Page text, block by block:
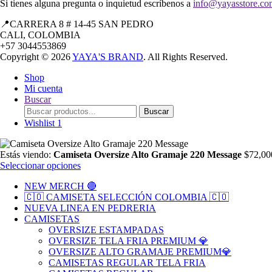
Si tienes alguna pregunta o inquietud escríbenos a
📍CARRERA 8 # 14-45 SAN PEDRO
CALI, COLOMBIA
+57 3044553869
Copyright © 2026YAYA'S BRAND. All Rights Reserved.
Shop
Mi cuenta
Buscar
Search
for:
Buscar
Wishlist 1
Estás viendo: Camiseta Oversize Alto Gramaje 220 Message $
Seleccionar opciones
NEW MERCH 🔴
🇨🇴 CAMISETA SELECCIÓN COLOMBIA 🇨🇴
NUEVA LINEA EN PEDRERIA
CAMISETAS
OVERSIZE ESTAMPADAS
OVERSIZE TELA FRIA PREMIUM 💎
OVERSIZE ALTO GRAMAJE PREMIUM💎
CAMISETAS REGULAR TELA FRIA